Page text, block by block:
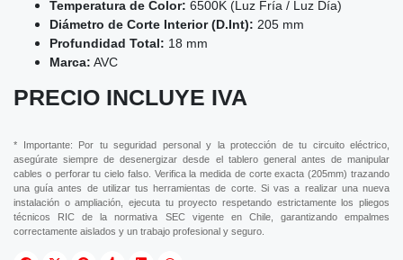
Temperatura de Color: 6500K (Luz Fría / Luz Día)
Diámetro de Corte Interior (D.Int): 205 mm
Profundidad Total: 18 mm
Marca: AVC
PRECIO INCLUYE IVA
* Importante: Por tu seguridad personal y la protección de tu circuito eléctrico,
asegúrate siempre de desenergizar desde el tablero general antes de manipular
cables o perforar tu cielo falso. Verifica la medida de corte exacta (205mm) trazando
una guía antes de utilizar tus herramientas de corte. Si vas a realizar una nueva
instalación o ampliación, ejecuta tu proyecto respetando estrictamente los pliegos
técnicos RIC de la normativa SEC vigente en Chile, garantizando empalmes
correctamente aislados y un trabajo profesional y seguro.